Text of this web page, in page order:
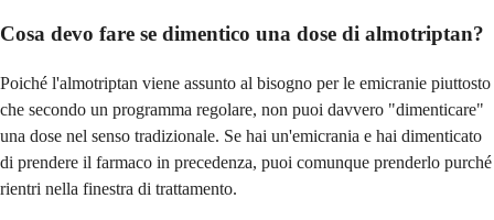
Cosa devo fare se dimentico una dose di almotriptan?
Poiché l'almotriptan viene assunto al bisogno per le emicranie piuttosto
che secondo un programma regolare, non puoi davvero "dimenticare"
una dose nel senso tradizionale. Se hai un'emicrania e hai dimenticato
di prendere il farmaco in precedenza, puoi comunque prenderlo purché
rientri nella finestra di trattamento.